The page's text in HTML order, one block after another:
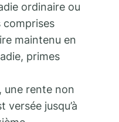
ordinaire ou
comprises
maintenu en
primes
une rente non
versée jusqu’à